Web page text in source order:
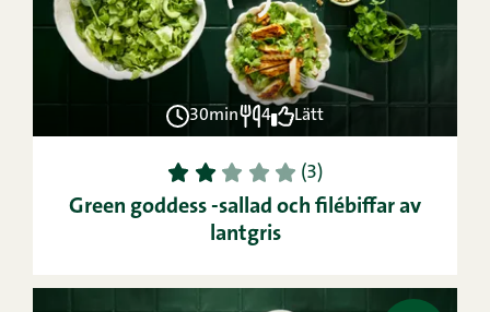
30min 4 Lätt
1 2 3 4 5 (3)
Green goddess -sallad och filébiffar av
lantgris